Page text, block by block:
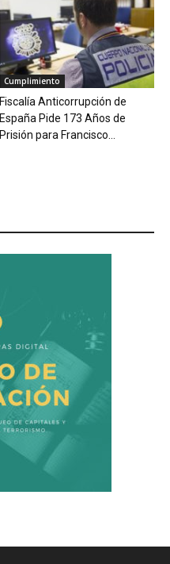
Cumplimiento
Fiscalía Anticorrupción de
España Pide 173 Años de
Prisión para Francisco...